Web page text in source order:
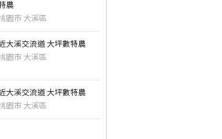
農
園市 大溪區
大溪交流道 大坪數特農
園市 大溪區
大溪交流道 大坪數特農
園市 大溪區